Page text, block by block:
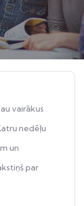
vairākus
nedēļu
un
par